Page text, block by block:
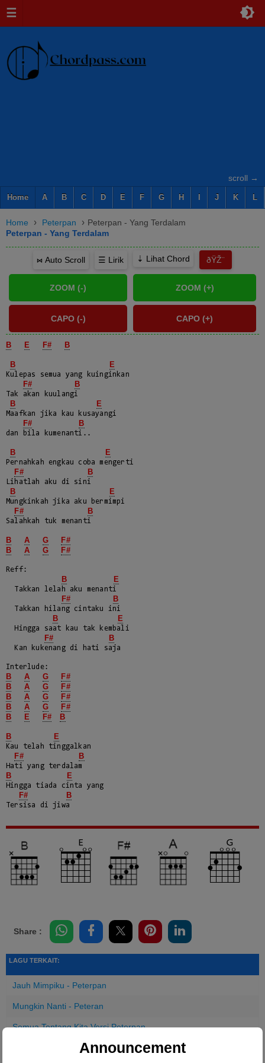
☰
scroll →
Home A B C D E F G H J K L
Home › Peterpan › Peterpan - Yang Terdalam
Peterpan - Yang Terdalam
⋈ Auto Scroll ☰ Lirik ⇣ Lihat Chord ðŸŽ¨
B E F# B
B E
Kulepas semua yang kuinginkan
F# B
Tak akan kuulangi
B E
Maafkan jika kau kusayangi
F# B
dan bila kumenanti..
B E
Pernahkah engkau coba mengerti
F# B
Lihatlah aku di sini
B E
Mungkinkah jika aku bermimpi
F# B
Salahkah tuk menanti
B A G
F#
B
A G F#
Reff:
B E
F# B
B E
F# B
B A G
F#
B
A G
F#
B
A G
F#
B
A G
F#
B
E F# B
B E
Kau telah tinggalkan
F# B
B E
Hingga tiada cinta yang
F# B
Tersisa di jiwa
Share :
LAGU TERKAIT:
Jauh Mimpiku - Peterpan
Mungkin Nanti - Peteran
Semua Tentang Kita Versi Peterpan
Announcement